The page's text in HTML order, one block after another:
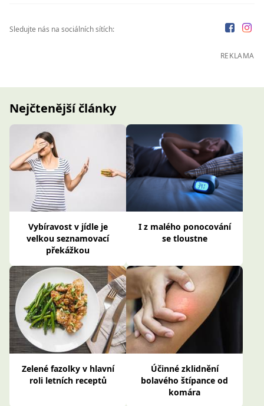
Sledujte nás na sociálních sítích:
REKLAMA
Nejčtenější články
Vybíravost v jídle je
velkou seznamovací
překážkou
I z malého ponocování
se tloustne
Zelené fazolky v hlavní
roli letních receptů
Účinné zklidnění
bolavého štípance od
komára